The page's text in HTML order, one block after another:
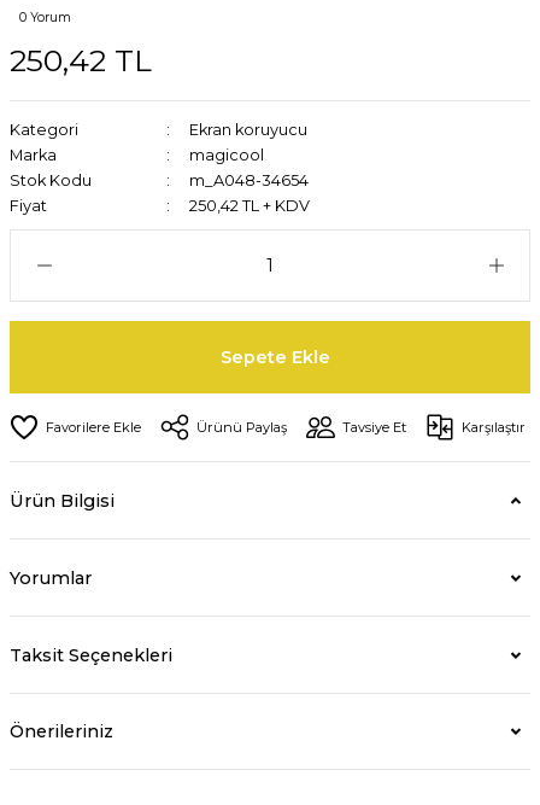
0 Yorum
250,42 TL
Kategori
Ekran koruyucu
Marka
magicool
Stok Kodu
m_A048-34654
Fiyat
250,42 TL + KDV
Sepete Ekle
Ürünü Paylaş Tavsiye Et Karşılaştır
Ürün Bilgisi
Yorumlar
Taksit Seçenekleri
Önerileriniz